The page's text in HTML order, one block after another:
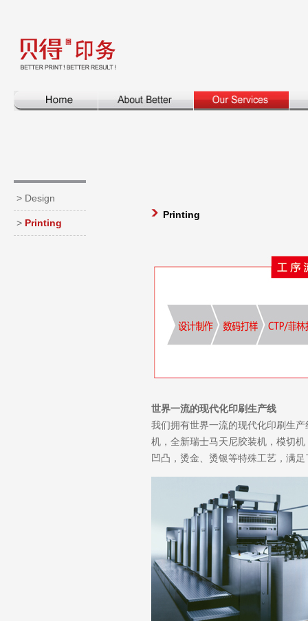
> Design
> Printing
Printing
世界一流的现代化印刷生产线
我们拥有世界一流的现代化印刷生
机，全新瑞士马天尼胶装机，模切
凹凸，烫金、烫银等特殊工艺，满